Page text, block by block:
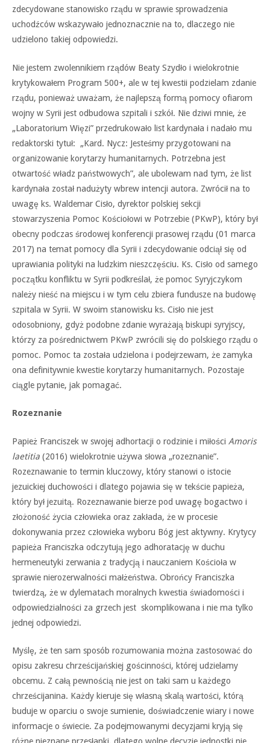
zdecydowane stanowisko rządu w sprawie sprowadzenia
uchodźców wskazywało jednoznacznie na to, dlaczego nie
udzielono takiej odpowiedzi.
Nie jestem zwolennikiem rządów Beaty Szydło i wielokrotnie
krytykowałem Program 500+, ale w tej kwestii podzielam zdanie
rządu, ponieważ uważam, że najlepszą formą pomocy ofiarom
wojny w Syrii jest odbudowa szpitali i szkół. Nie dziwi mnie, że
„Laboratorium Więzi” przedrukowało list kardynała i nadało mu
redaktorski tytuł: „Kard. Nycz: Jesteśmy przygotowani na
organizowanie korytarzy humanitarnych. Potrzebna jest
otwartość władz państwowych”, ale ubolewam nad tym, że list
kardynała został nadużyty wbrew intencji autora. Zwrócił na to
uwagę ks. Waldemar Cisło, dyrektor polskiej sekcji
stowarzyszenia Pomoc Kościołowi w Potrzebie (PKwP), który był
obecny podczas środowej konferencji prasowej rządu (01 marca
2017) na temat pomocy dla Syrii i zdecydowanie odciął się od
uprawiania polityki na ludzkim nieszczęściu. Ks. Cisło od samego
początku konfliktu w Syrii podkreślał, że pomoc Syryjczykom
należy nieść na miejscu i w tym celu zbiera fundusze na budowę
szpitala w Syrii. W swoim stanowisku ks. Cisło nie jest
odosobniony, gdyż podobne zdanie wyrażają biskupi syryjscy,
którzy za pośrednictwem PKwP zwrócili się do polskiego rządu o
pomoc. Pomoc ta została udzielona i podejrzewam, że zamyka
ona definitywnie kwestie korytarzy humanitarnych. Pozostaje
ciągle pytanie, jak pomagać.
Rozeznanie
Papież Franciszek w swojej adhortacji o rodzinie i miłości Amoris
laetitia (2016) wielokrotnie używa słowa „rozeznanie”.
Rozeznawanie to termin kluczowy, który stanowi o istocie
jezuickiej duchowości i dlatego pojawia się w tekście papieża,
który był jezuitą. Rozeznawanie bierze pod uwagę bogactwo i
złożoność życia człowieka oraz zakłada, że w procesie
dokonywania przez człowieka wyboru Bóg jest aktywny. Krytycy
papieża Franciszka odczytują jego adhoratację w duchu
hermeneutyki zerwania z tradycją i nauczaniem Kościoła w
sprawie nierozerwalności małżeństwa. Obrońcy Franciszka
twierdzą, że w dylematach moralnych kwestia świadomości i
odpowiedzialności za grzech jest skomplikowana i nie ma tylko
jednej odpowiedzi.
Myślę, że ten sam sposób rozumowania można zastosować do
opisu zakresu chrześcijańskiej gościnności, której udzielamy
obcemu. Z całą pewnością nie jest on taki sam u każdego
chrześcijanina. Każdy kieruje się własną skalą wartości, którą
buduje w oparciu o swoje sumienie, doświadczenie wiary i nowe
informacje o świecie. Za podejmowanymi decyzjami kryją się